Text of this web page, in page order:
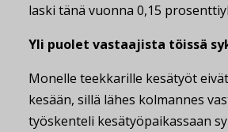
laski tänä vuonna 0,15
Yli puolet vastaajista töissä
Monelle teekkarille kesätyöt
kesään, sillä lähes kolmannes
työskenteli kesätyöpaikassaan